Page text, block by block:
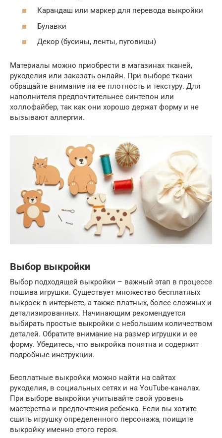
Карандаш или маркер для перевода выкройки
Булавки
Декор (бусины, ленты, пуговицы)
Материалы можно приобрести в магазинах тканей,
рукоделия или заказать онлайн. При выборе ткани
обращайте внимание на ее плотность и текстуру. Для
наполнителя предпочтительнее синтепон или
холлофайбер, так как они хорошо держат форму и не
вызывают аллергии.
Выбор выкройки
Выбор подходящей выкройки – важный этап в процессе
пошива игрушки. Существует множество бесплатных
выкроек в интернете, а также платных, более сложных и
детализированных. Начинающим рекомендуется
выбирать простые выкройки с небольшим количеством
деталей. Обратите внимание на размер игрушки и ее
форму. Убедитесь, что выкройка понятна и содержит
подробные инструкции.
Бесплатные выкройки можно найти на сайтах
рукоделия, в социальных сетях и на YouTube-каналах.
При выборе выкройки учитывайте свой уровень
мастерства и предпочтения ребенка. Если вы хотите
сшить игрушку определенного персонажа, поищите
выкройку именно этого героя.